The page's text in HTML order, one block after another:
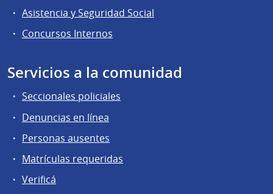
Asistencia y Seguridad Social
Concursos Internos
Servicios a la comunidad
Seccionales policiales
Denuncias en línea
Personas ausentes
Matrículas requeridas
Verificá